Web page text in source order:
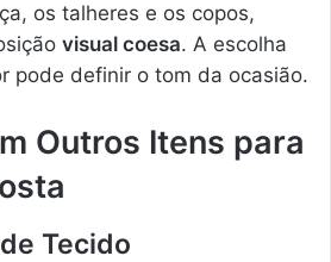
os talheres e os copos,
visual coesa. A escolha
pode definir o tom da ocasião.
Outros Itens para
Tecido